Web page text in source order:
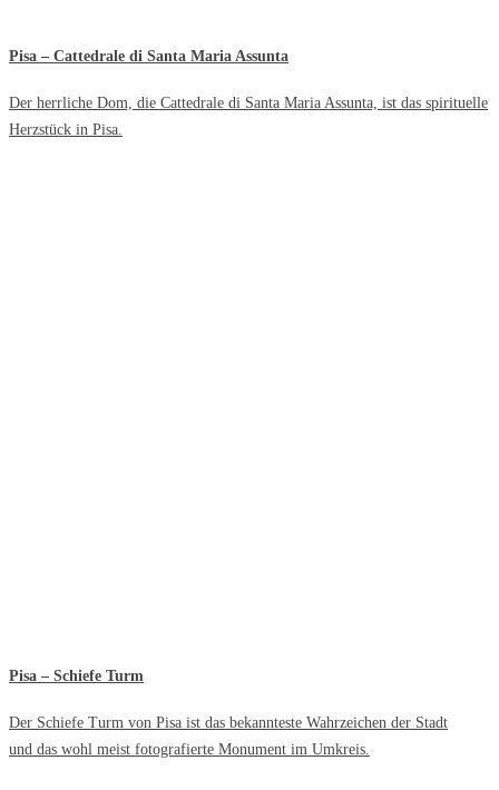
Pisa – Cattedrale di Santa Maria Assunta
Der herrliche Dom, die Cattedrale di Santa Maria Assunta, ist das spirituelle
Herzstück in Pisa.
Pisa – Schiefe Turm
Der Schiefe Turm von Pisa ist das bekannteste Wahrzeichen der Stadt
und das wohl meist fotografierte Monument im Umkreis.